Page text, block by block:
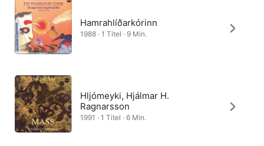
Hamrahlíðarkórinn
1988 · 1 Titel · 9 Min.
Hljómeyki, Hjálmar H.
Ragnarsson
1991 · 1 Titel · 6 Min.